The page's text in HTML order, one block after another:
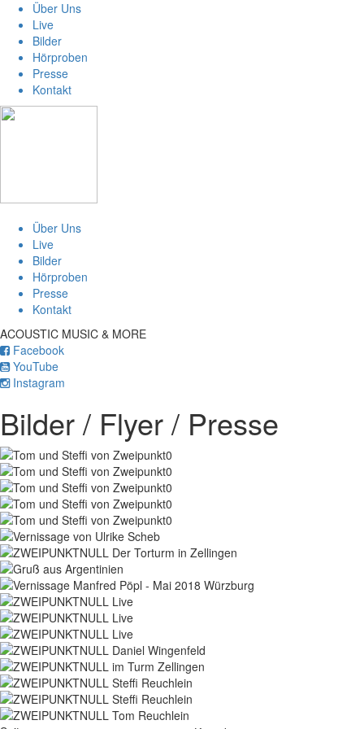
Über Uns
Live
Bilder
Hörproben
Presse
Kontakt
Über Uns
Live
Bilder
Hörproben
Presse
Kontakt
ACOUSTIC MUSIC & MORE
Facebook
YouTube
Instagram
Bilder / Flyer / Presse